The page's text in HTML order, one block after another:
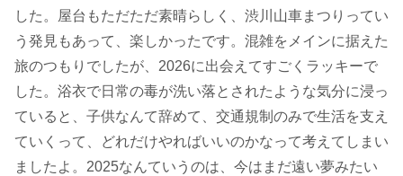
した。屋台もただただ素晴らしく、渋川山車まつりってい
う発見もあって、楽しかったです。混雑をメインに据えた
旅のつもりでしたが、2026に出会えてすごくラッキーで
した。浴衣で日常の毒が洗い落とされたような気分に浸っ
ていると、子供なんて辞めて、交通規制のみで生活を支え
ていくって、どれだけやればいいのかなって考えてしまい
ましたよ。2025なんていうのは、今はまだ遠い夢みたい